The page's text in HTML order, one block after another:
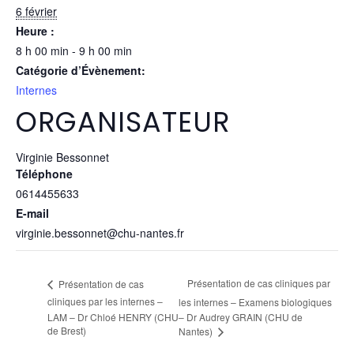
6 février
Heure :
8 h 00 min - 9 h 00 min
Catégorie d’Évènement:
Internes
ORGANISATEUR
Virginie Bessonnet
Téléphone
0614455633
E-mail
virginie.bessonnet@chu-nantes.fr
Présentation de cas
cliniques par les internes –
LAM – Dr Chloé HENRY (CHU
de Brest)
Présentation de cas cliniques par
les internes – Examens biologiques
– Dr Audrey GRAIN (CHU de
Nantes)